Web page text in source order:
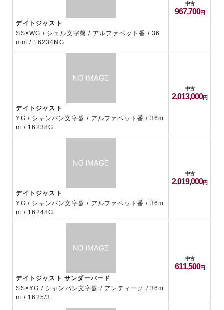
デイトジャスト
SS×WG / シェル文字盤 / アルファベット番 / 36
mm / 16234NG
中古
967,700
デイトジャスト
YG / シャンパン文字盤 / アルファベット番 / 36m
m / 16238G
中古
2,013,000
デイトジャスト
YG / シャンパン文字盤 / アルファベット番 / 36m
m / 16248G
中古
2,019,000
デイトジャスト サンダーバード
SS×YG / シャンパン文字盤 / アンティーク / 36m
m / 1625/3
中古
611,500